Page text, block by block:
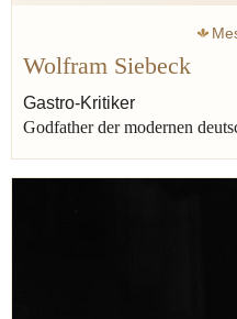
Wolfram Siebeck
Gastro-Kritiker
Godfather der modernen